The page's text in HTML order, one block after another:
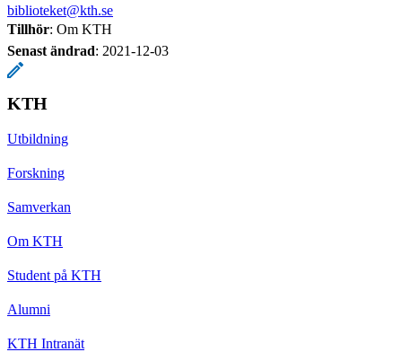
biblioteket@kth.se
Tillhör: Om KTH
Senast ändrad: 2021-12-03
KTH
Utbildning
Forskning
Samverkan
Om KTH
Student på KTH
Alumni
KTH Intranät